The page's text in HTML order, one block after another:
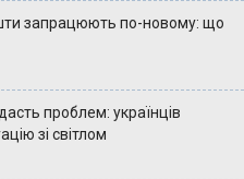
запрацюють по-новому: що
проблем: українців
зі світлом